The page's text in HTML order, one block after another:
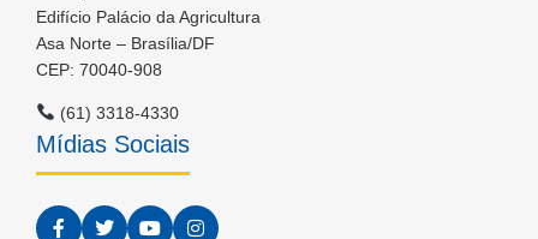
Edifício Palácio da Agricultura
Asa Norte – Brasília/DF
CEP: 70040-908
(61) 3318-4330
Mídias Sociais